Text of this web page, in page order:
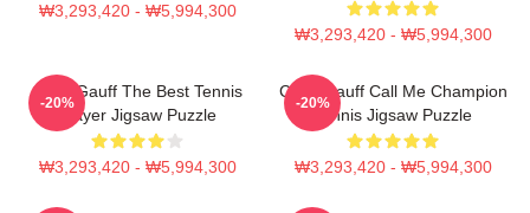
₩3,293,420 - ₩5,994,300
₩3,293,420 - ₩5,994,300
Coco Gauff The Best Tennis
Player Jigsaw Puzzle
₩3,293,420 - ₩5,994,300
-20%
Coco Gauff Call Me Champion
Tennis Jigsaw Puzzle
₩3,293,420 - ₩5,994,300
-20%